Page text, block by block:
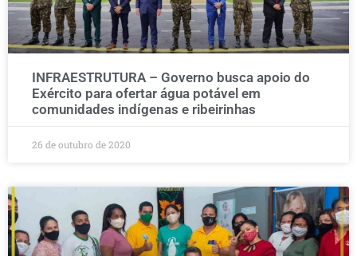
INFRAESTRUTURA – Governo busca apoio do
Exército para ofertar água potável em
comunidades indígenas e ribeirinhas
26 de outubro de 2020